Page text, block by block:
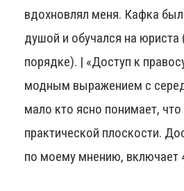
вдохновлял меня. Кафка
душой и обучался на юриста
порядке). | «Доступ к
модным выражением с
мало кто ясно понимает, что
практической плоскости.
по моему мнению, включает